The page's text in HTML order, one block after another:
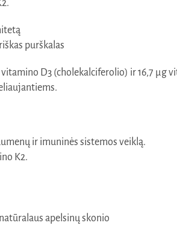
purškalas
D3 (cholekalciferolio) ir 16,7 µg
ir imuninės sistemos veiklą.
K2.
apelsinų skonio